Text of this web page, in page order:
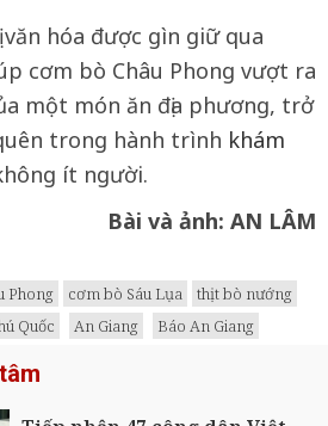
hóa được gìn giữ qua
cơm bò Châu Phong vượt ra
một món ăn địa phương, trở
trong hành trình khám
ít người.
Bài và ảnh: AN LÂM
Phong cơm bò Sáu Lụa
thịt bò nướng
Quốc An Giang Báo An Giang